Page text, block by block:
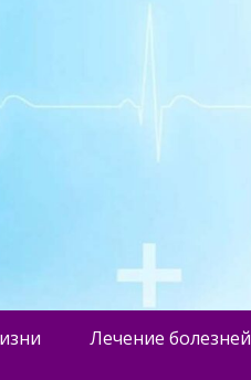
Лечение болезней